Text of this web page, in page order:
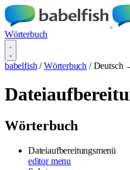
Wörterbuch
babelfish / Wörterbuch / Deutsch
Wörterbuch
Dateiaufbereitungsmenü
editor menu